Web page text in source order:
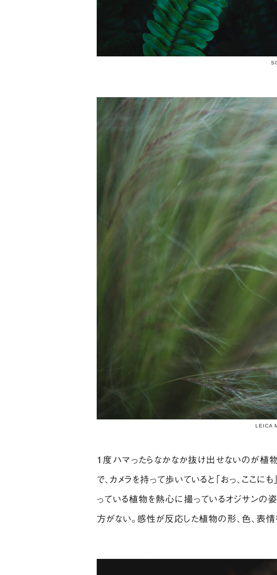
LEICA
1度ハマったらなかなか抜け出せないのが植
で、カメラを持って歩いていると「おっ、ここに
っている植物を熱心に撮っているオジサンの
方がない。感性が反応した植物の形、色、表情